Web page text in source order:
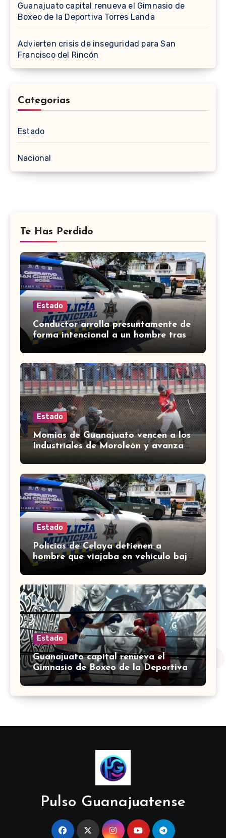
Guanajuato capital renueva el Gimnasio de
Boxeo de la Deportiva Torres Landa
Advierten crisis de inseguridad para San
Francisco del Rincón
Categorias
Estado
Nacional
Te Has Perdido
Estado
Conductor arrolla presuntamente de
forma intencional a un hombre tras
una riña en Celaya
Estado
Momias de Guanajuato vencen a los
Industriales de Moroleón y avanzan
a la final estatal de béisbol
Estado
Policías de Celaya detienen a
hombre que viajaba en vehículo bajo
investigación
Estado
Guanajuato capital renueva el
Gimnasio de Boxeo de la Deportiva
Torres Landa
Pulso Guanajuatense